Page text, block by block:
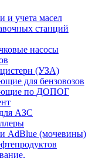
и учета масел
станций
насосы
(УЗА)
для бензовозов
по ДОПОГ
АЗС
AdBlue (мочевины)